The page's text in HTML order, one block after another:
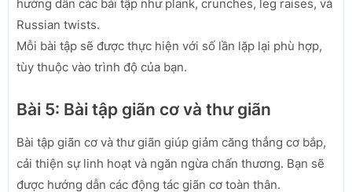
hướng dẫn các bài tập như plank, crunches, leg raises, và
Russian twists.
Mỗi bài tập sẽ được thực hiện với số lần lặp lại phù hợp,
tùy thuộc vào trình độ của bạn.
Bài 5: Bài tập giãn cơ và thư giãn
Bài tập giãn cơ và thư giãn giúp giảm căng thẳng cơ bắp,
cải thiện sự linh hoạt và ngăn ngừa chấn thương. Bạn sẽ
được hướng dẫn các động tác giãn cơ toàn thân.